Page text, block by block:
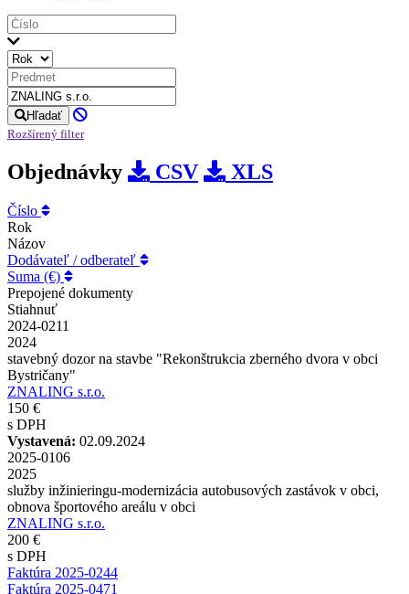
Hľadať
Rozšírený filter
Objednávky CSV XLS
Číslo
Rok
Názov
Dodávateľ / odberateľ
Suma (€)
Prepojené dokumenty
Stiahnuť
2024-0211
2024
stavebný dozor na stavbe "Rekonštrukcia zberného dvora v obci
Bystričany"
ZNALING s.r.o.
150 €
s DPH
Vystavená: 02.09.2024
2025-0106
2025
služby inžinieringu-modernizácia autobusových zastávok v obci,
obnova športového areálu v obci
ZNALING s.r.o.
200 €
s DPH
Faktúra 2025-0244
Faktúra 2025-0471